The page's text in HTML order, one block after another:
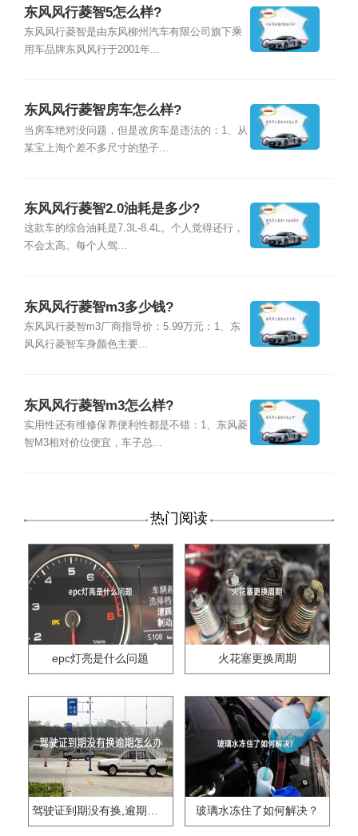
东风风行菱智5怎么样?
东风风行菱智是由东风柳州汽车有限公司旗下乘
用车品牌东风风行于2001年...
东风风行菱智房车怎么样?
当房车绝对没问题，但是改房车是违法的：1、从
某宝上淘个差不多尺寸的垫子...
东风风行菱智2.0油耗是多少?
这款车的综合油耗是7.3L-8.4L。个人觉得还行，
不会太高。每个人驾...
东风风行菱智m3多少钱?
东风风行菱智m3厂商指导价：5.99万元：1、东
风风行菱智车身颜色主要...
东风风行菱智m3怎么样?
实用性还有维修保养便利性都是不错：1、东风菱
智M3相对价位便宜，车子总...
热门阅读
epc灯亮是什么问题 火花塞更换周期
驾驶证到期没有换,逾期怎么办?? 玻璃水冻住了如何解决？